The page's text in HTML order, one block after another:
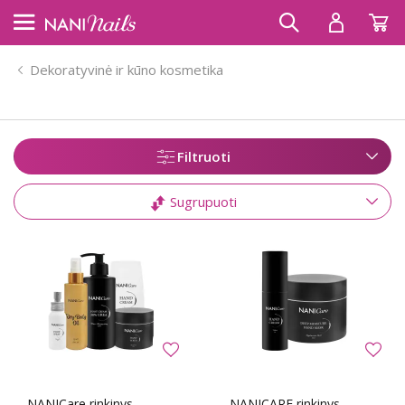
Dekoratyvinė ir kūno kosmetika
Filtruoti
Sugrupuoti